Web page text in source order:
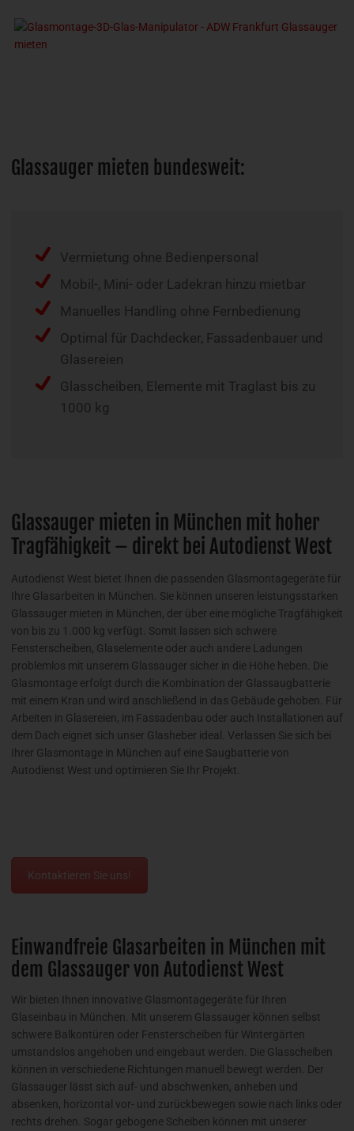
Glassauger mieten bundesweit:
Vermietung ohne Bedienpersonal
Mobil-, Mini- oder Ladekran hinzu mietbar
Manuelles Handling ohne Fernbedienung
Optimal für Dachdecker, Fassadenbauer und
Glasereien
Glasscheiben, Elemente mit Traglast bis zu
1000 kg
Glassauger mieten in München mit hoher
Tragfähigkeit – direkt bei Autodienst West
Autodienst West bietet Ihnen die passenden Glasmontagegeräte für
Ihre Glasarbeiten in München. Sie können unseren leistungsstarken
Glassauger mieten in München, der über eine mögliche Tragfähigkeit
von bis zu 1.000 kg verfügt. Somit lassen sich schwere
Fensterscheiben, Glaselemente oder auch andere Ladungen
problemlos mit unserem Glassauger sicher in die Höhe heben. Die
Glasmontage erfolgt durch die Kombination der Glassaugbatterie
mit einem Kran und wird anschließend in das Gebäude gehoben. Für
Arbeiten in Glasereien, im Fassadenbau oder auch Installationen auf
dem Dach eignet sich unser Glasheber ideal. Verlassen Sie sich bei
Ihrer Glasmontage in München auf eine Saugbatterie von
Autodienst West und optimieren Sie Ihr Projekt.
Kontaktieren Sie uns!
Einwandfreie Glasarbeiten in München mit
dem Glassauger von Autodienst West
Wir bieten Ihnen innovative Glasmontagegeräte für Ihren
Glaseinbau in München. Mit unserem Glassauger können selbst
schwere Balkontüren oder Fensterscheiben für Wintergärten
umstandslos angehoben und eingebaut werden. Die Glasscheiben
können in verschiedene Richtungen manuell bewegt werden. Der
Glassauger lässt sich auf- und abschwenken, anheben und
absenken, horizontal vor- und zurückbewegen sowie nach links oder
rechts drehen. Sogar gebogene Scheiben können mit unserer